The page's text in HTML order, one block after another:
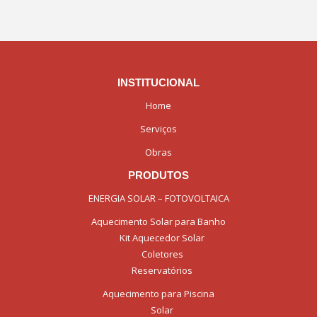
INSTITUCIONAL
Home
Serviços
Obras
PRODUTOS
ENERGIA SOLAR – FOTOVOLTAICA
Aquecimento Solar para Banho
Kit Aquecedor Solar
Coletores
Reservatórios
Aquecimento para Piscina
Solar